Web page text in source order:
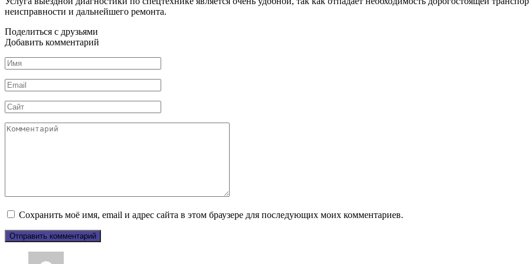
неисправности и дальнейшего ремонта.
Поделиться с друзьями
Добавить комментарий
Имя
*
Email
*
Сайт
Комментарий
Сохранить моё имя, email и адрес сайта в этом браузере для последующих моих комментариев.